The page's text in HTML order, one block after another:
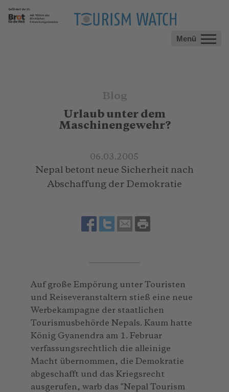
Menü
Blog
Urlaub unter dem
Maschinengewehr?
06.03.2005
Nepal betont neue Sicherheit nach
Abschaffung der Demokratie
Auf große Empörung unter Touristen
und Reiseveranstaltern stieß eine neue
Werbekampagne der staatlichen
Tourismusbehörde Nepals. Kaum hatte
König Gyanendra am 1. Februar
verfassungsrechtlich die alleinige
Macht übernommen, die Demokratie
abgeschafft und das Kriegsrecht
ausgerufen, warb das "Nepal Tourism